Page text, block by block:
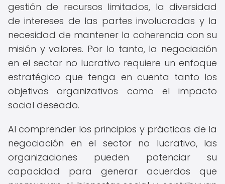
gestión de recursos limitados, la diversidad
de intereses de las partes involucradas y la
necesidad de mantener la coherencia con su
misión y valores. Por lo tanto, la negociación
en el sector no lucrativo requiere un enfoque
estratégico que tenga en cuenta tanto los
objetivos organizativos como el impacto
social deseado.
Al comprender los principios y prácticas de la
negociación en el sector no lucrativo, las
organizaciones pueden potenciar su
capacidad para generar acuerdos que